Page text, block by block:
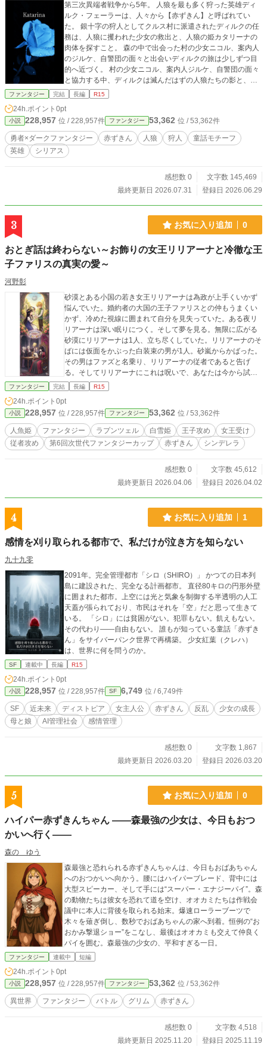
第三次異端者戦争から5年。 人狼を最も多く狩った英雄ディ
ルク・フェーラーは、人々から【赤ずきん】と呼ばれてい
た。 銀十字の狩人としてクルス村に派遣されたディルクの任
務は、人狼に攫われた少女の救出と、人狼の姫カタリーナの
肉体を探すこと。 森の中で出会った村の少女ニコル、案内人
のジルケ、自警団の面々と出会いディルクの旅は少しずつ目
的へ近づく。 村の少女ニコル、案内人ジルケ、自警団の面々
と協力する中、ディルクは滅んだはずの人狼たちの影と、カ
タリーナ姫に繋がる秘密へ近づいていく。 これは、人と異端
ダークファンタジーである。 ※暴力表現があります。 ※これ
は昔RPGツクールで作ったゲームをノベライズしたもので
す。2019年になろうで完結投稿していましたが、リライトし
ました。 ※7月31日に完結します。 ※2026年7月 ホトラン
61位に入れました。ありがとうございます。 ※表紙はかんた
ファンタジー 完結 長編 R15
24h.ポイント 0pt
小説 228,957 位 / 228,957件 ファンタジー 53,362 位 / 53,362件
勇者×ダークファンタジー 赤ずきん 人狼 狩人
童話モチーフ
英雄
シリアス
感想数 0
文字数 145,469
最終更新日 2026.07.31
登録日 2026.06.29
3 お気に入り追加 0
おとぎ話は終わらない～お飾りの女王リリアーナと冷徹な王
子ファリスの真実の愛～
河野彰
砂漠とある小国の若き女王リリアーナは為政が上手くいかず
悩んでいた。婚約者の大国の王子ファリスとの仲もうまくい
かず、冷めた視線に囲まれて自分を見失っていた。ある夜リ
リアーナは深い眠りにつく。そして夢を見る。無限に広がる
砂漠にリリアーナは1人、立ち尽くしていた。リリアーナのそ
ばには仮面をかぶった白装束の男が1人。砂嵐からかばった。
その男はファズと名乗り、リリアーナの従者であると告げ
る。そしてリリアーナにこれは呪いで、あなたは今から試練
を受けなければならないと告げる。リリアーナはファズに助
ファンタジー 完結 長編 R15
24h.ポイント 0pt
小説 228,957 位 / 228,957件 ファンタジー 53,362 位 / 53,362件
人魚姫 ファンタジー ラプンツェル 白雪姫 王子攻め
女王受け
従者攻め
第6回次世代ファンタジーカップ 赤ずきん シンデレラ
感想数 0
文字数 45,612
最終更新日 2026.04.06
登録日 2026.04.02
4 お気に入り追加 1
感情を刈り取られる都市で、私だけが泣き方を知らない
九十九零
2091年。完全管理都市「シロ（SHIRO）」 かつての日本列
島に建設された、完全なる計画都市。 直径80キロの円形外壁
に囲まれた都市。上空には光と気象を制御する半透明の人工
天蓋が張られており、市民はそれを「空」だと思って生きて
いる。 「シロ」には貧困がない。犯罪もない。飢えもない。
その代わり——自由もない。 誰もが知っている童話「赤ずき
ん」をサイバーパンク世界で再構築。 少女紅葉（クレハ）
は、世界に何を問うのか。
SF 連載中 長編 R15
24h.ポイント 0pt
小説 228,957 位 / 228,957件 SF 6,749 位 / 6,749件
SF 近未来 ディストピア 女主人公 赤ずきん 反乱
少女の成長
母と娘
AI管理社会 感情管理
感想数 0
文字数 1,867
最終更新日 2026.03.20
登録日 2026.03.20
5 お気に入り追加 0
ハイパー赤ずきんちゃん ――森最強の少女は、今日もおつ
かいへ行く――
森の ゆう
森最強と恐れられる赤ずきんちゃんは、今日もおばあちゃん
へのおつかいへ向かう。腰にはハイパーブレード、背中には
大型スピーカー、そして手には“スーパー・エナジーパイ”。森
の動物たちは彼女を恐れて道を空け、オオカミたちは作戦会
議中に本人に背後を取られる始末。爆速ローラーブーツで
木々を薙ぎ倒し、数秒でおばあちゃんの家へ到着。恒例の“お
おかみ撃退ショー”をこなし、最後はオオカミも交えて仲良く
パイを囲む。森最強の少女の、平和すぎる一日。
ファンタジー 連載中 短編
24h.ポイント 0pt
小説 228,957 位 / 228,957件 ファンタジー 53,362 位 / 53,362件
異世界 ファンタジー バトル グリム 赤ずきん
感想数 0
文字数 4,518
最終更新日 2025.11.20
登録日 2025.11.19